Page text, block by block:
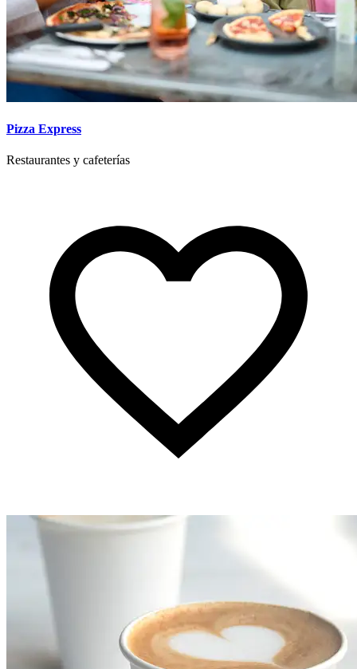
Pizza Express
Restaurantes y cafeterías